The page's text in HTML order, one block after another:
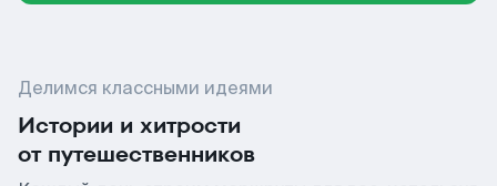
Делимся классными идеями
Истории и хитрости
от путешественников